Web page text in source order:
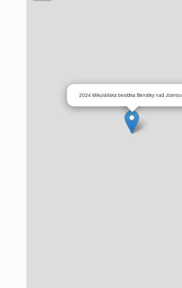
2024 Mikulášská besídka Benátky nad Jizerou